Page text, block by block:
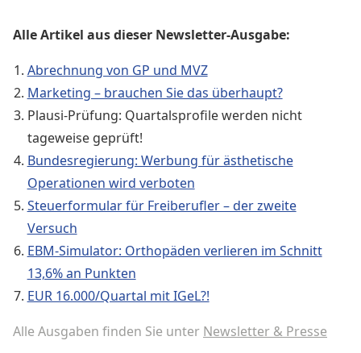
Alle Artikel aus dieser Newsletter-Ausgabe:
Abrechnung von GP und MVZ
Marketing – brauchen Sie das überhaupt?
Plausi-Prüfung: Quartalsprofile werden nicht
tageweise geprüft!
Bundesregierung: Werbung für ästhetische
Operationen wird verboten
Steuerformular für Freiberufler – der zweite
Versuch
EBM-Simulator: Orthopäden verlieren im Schnitt
13,6% an Punkten
EUR 16.000/Quartal mit IGeL?!
Alle Ausgaben finden Sie unter Newsletter & Presse